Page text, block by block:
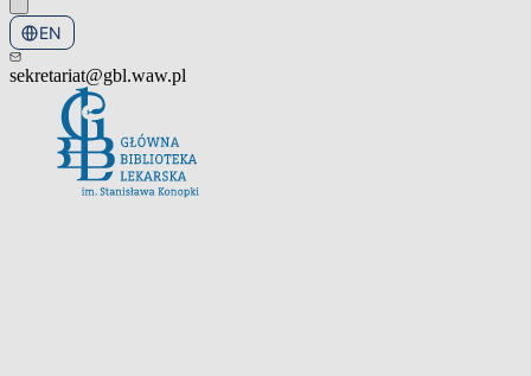
EN
PL
sekretariat@gbl.waw.pl